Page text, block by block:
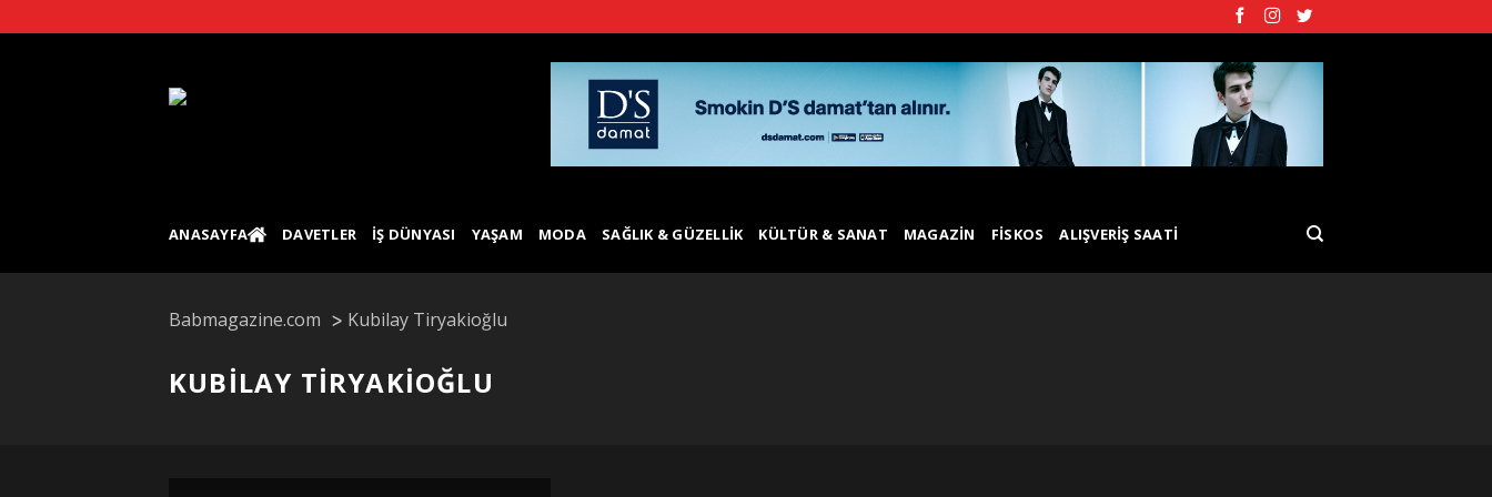
to
ANASAYFA DAVETLER İŞ DÜNYASI YAŞAM MODA SAĞLIK & GÜZELLIK KÜLTÜR & SANAT MAGAZIN FISKOS ALIŞVERIŞ SAATI
Babmagazine.com Kubilay Tiryakioğlu
KUBILAY TIRYAKIOĞLU